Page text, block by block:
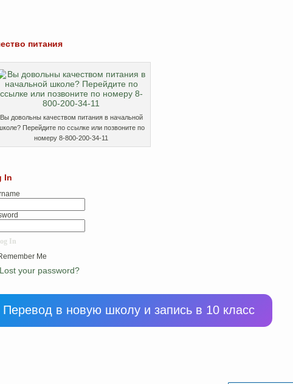
питания
Вы довольны качеством питания в начальной
Перейдите по ссылке или позвоните по
номеру 8-800-200-34-11
In
Me
Lost your password?
Перевод в новую школу и запись в 10 класс